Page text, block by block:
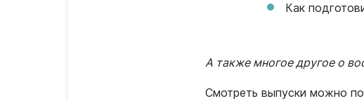
Как
А также многое другое о
Смотреть выпуски можно по